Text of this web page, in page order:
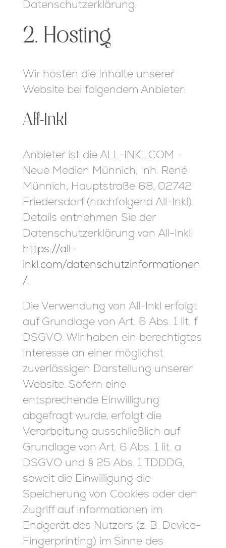
Datenschutzerklärung.
2. Hosting
Wir hosten die Inhalte unserer
Website bei folgendem Anbieter:
All-Inkl
Anbieter ist die ALL-INKL.COM -
Neue Medien Münnich, Inh. René
Münnich, Hauptstraße 68, 02742
Friedersdorf (nachfolgend All-Inkl).
Details entnehmen Sie der
Datenschutzerklärung von All-Inkl:
https://all-
inkl.com/datenschutzinformationen
/.
Die Verwendung von All-Inkl erfolgt
auf Grundlage von Art. 6 Abs. 1 lit. f
DSGVO. Wir haben ein berechtigtes
Interesse an einer möglichst
zuverlässigen Darstellung unserer
Website. Sofern eine
entsprechende Einwilligung
abgefragt wurde, erfolgt die
Verarbeitung ausschließlich auf
Grundlage von Art. 6 Abs. 1 lit. a
DSGVO und § 25 Abs. 1 TDDDG,
soweit die Einwilligung die
Speicherung von Cookies oder den
Zugriff auf Informationen im
Endgerät des Nutzers (z. B. Device-
Fingerprinting) im Sinne des